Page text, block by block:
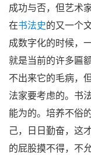
成功与否，但艺术
在书法史的又一个
成数字化的时候，
就是当前的许多匾
不出来它的毛病，
法家要考虑的。书
能为的。培养不俗
己，日日勤奋，这
的屁股摸不得，不